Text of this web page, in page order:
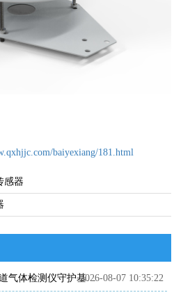
baiyexiang/181.html
感器
适配复杂隧洞环境，隧道气体检测仪守护基建施工安全
2026-08-07 10:35:22